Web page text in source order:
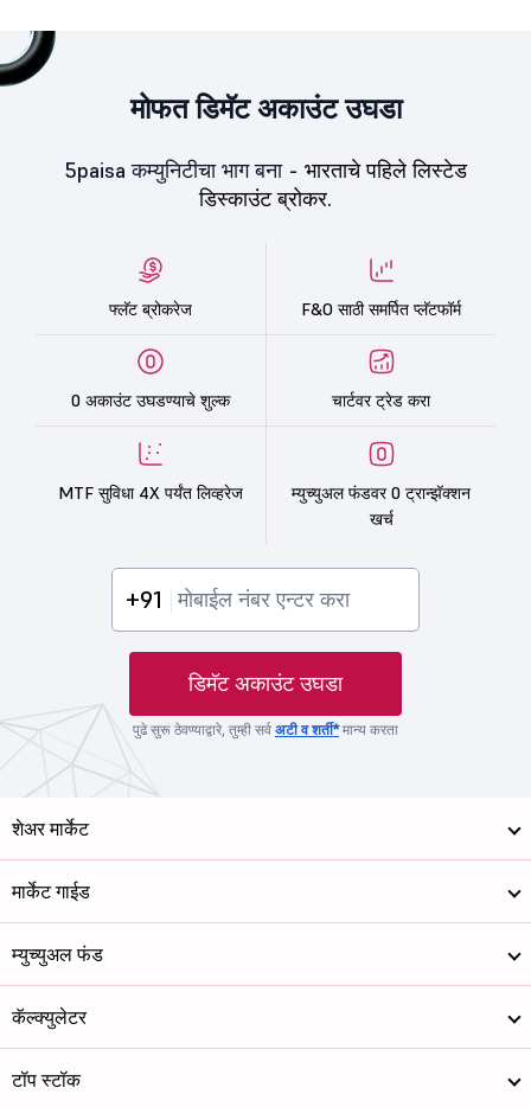
मोफत डिमॅट अकाउंट उघडा
5paisa कम्युनिटीचा भाग बना - भारताचे पहिले लिस्टेड
डिस्काउंट ब्रोकर.
फ्लॅट ब्रोकरेज F&O साठी समर्पित प्लॅटफॉर्म
0 अकाउंट उघडण्याचे शुल्क चार्टवर ट्रेड करा
MTF सुविधा 4X पर्यंत लिव्हरेज
म्युच्युअल फंडवर 0 ट्रान्झॅक्शन
खर्च
+91
डिमॅट अकाउंट उघडा
पुढे सुरू ठेवण्याद्वारे, तुम्ही सर्व अटी व शर्ती*मान्य करता
शेअर मार्केट
मार्केट गाईड
म्युच्युअल फंड
कॅल्क्युलेटर
टॉप स्टॉक